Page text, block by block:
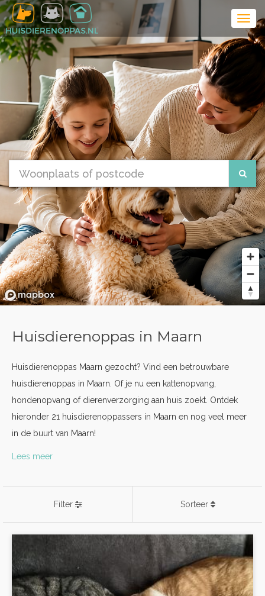
Huisdierenoppas in Maarn
Huisdierenoppas Maarn gezocht? Vind een betrouwbare
huisdierenoppas in Maarn. Of je nu een kattenopvang,
hondenopvang of dierenverzorging aan huis zoekt. Ontdek
hieronder 21 huisdierenoppassers in Maarn en nog veel meer
in de buurt van Maarn!
Lees meer
Filter Sorteer